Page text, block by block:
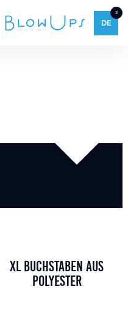
3
DE
XL BUCHSTABEN AUS
POLYESTER